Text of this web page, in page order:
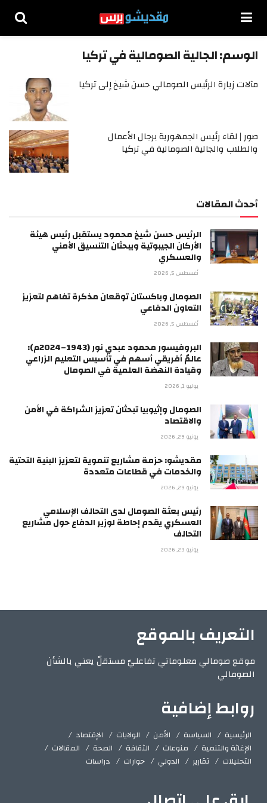
الوسم:الجالية الصومالية في تركيا
مآلات زيارة الرئيس الصومالي حسن شيخ إلى تركيا
صور | لقاء رئيس الجمهورية برجال الأعمال
والطلاب والجالية الصومالية في تركيا
أحدث المقالات
الرئيس حسن شيخ محمود يستقبل رئيس هيئة
الأركان الجيبوتية ويبحثان التنسيق الأمني
والعسكري
أغسطس 5, 2026
الصومال وباكستان توقعان مذكرة تفاهم لتعزيز
التعاون الدفاعي
أغسطس 5, 2026
البروفيسور محمود عبدي نور (1943–2024م):
عالمٌ أفريقي أسهم في تأسيس التعليم الزراعي
وقيادة النهضة العلمية في الصومال
يوليو 1, 2026
الصومال وإثيوبيا تبحثان تعزيز الشراكة في الأمن
والاقتصاد
يونيو 29, 2026
مقديشو: حزمة مشاريع تنموية لتعزيز البنية التحتية
والخدمات في قطاعات متعددة
يونيو 29, 2026
رئيس بعثة الصومال لدى التحالف الإسلامي
العسكري يقدم إحاطة لوزير الدفاع حول مشاريع
التحالف
يونيو 23, 2026
التعريف بالموقع
موقع صومالي معلوماتي تفاعليّ مستقلّ يعني بالشأن
الصومالي
روابط إضافية
الرئيسية السياسة الأمن الولايات
الإقتصاد
الإغاثة والتنمية
منوعات الثقافة الصحة
المقالات
التحليلات
تقارير الدولي حوارات دراسات